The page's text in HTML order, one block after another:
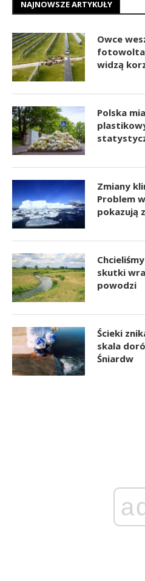
NAJNOWSZE ARTYKUŁY
Owce
widzą
Polska
Zmiany
Problem
pokazują
skutki
powodzi
Ścieki
skala
Śniardw